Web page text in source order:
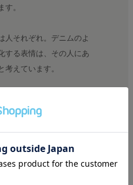
す。
人それぞれ。デニムのよ
する表情は、その人にあ
考えています。
タイルや縫製仕様などの
を共にし、旅する服を